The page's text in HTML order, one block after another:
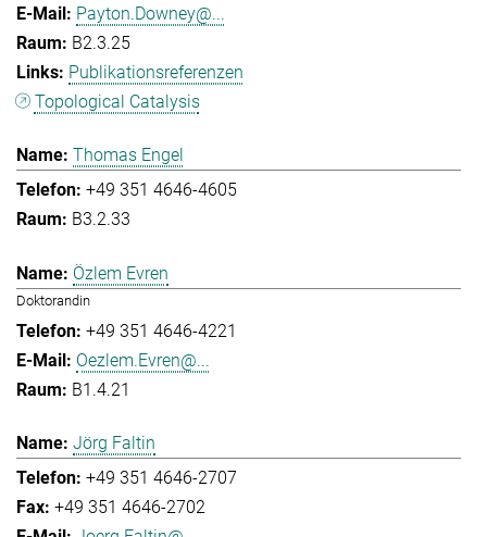
Payton.Downey@...
B2.3.25
Publikationsreferenzen
Topological Catalysis
Thomas Engel
+49 351 4646-4605
B3.2.33
Özlem Evren
Doktorandin
+49 351 4646-4221
Oezlem.Evren@...
B1.4.21
Jörg Faltin
+49 351 4646-2707
+49 351 4646-2702